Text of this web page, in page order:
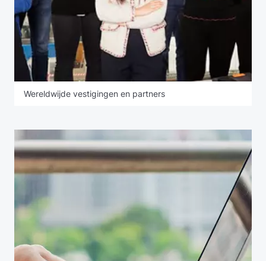
Wereldwijde vestigingen en partners